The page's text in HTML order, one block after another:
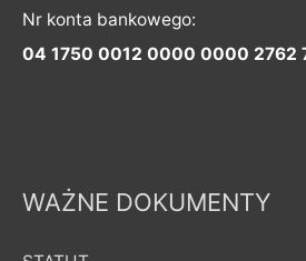
Nr konta bankowego:
04 1750 0012 0000 0000 2762
WAŻNE DOKUMENTY